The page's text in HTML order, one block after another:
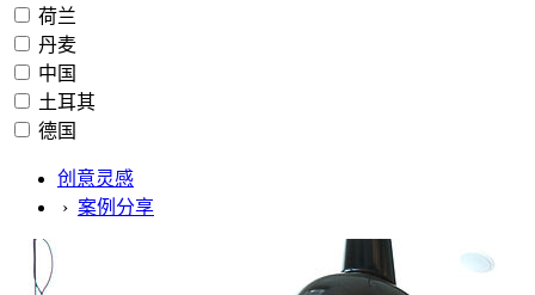
荷兰
丹麦
中国
土耳其
德国
创意灵感
› 案例分享